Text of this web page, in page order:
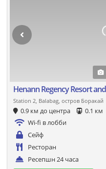
Henann Regency Resort
Station 2, Balabag, остров Боракай
0.9 км до центра 0.1 км
Wi-fi в лобби
Сейф
Ресторан
Ресепшн 24 часа